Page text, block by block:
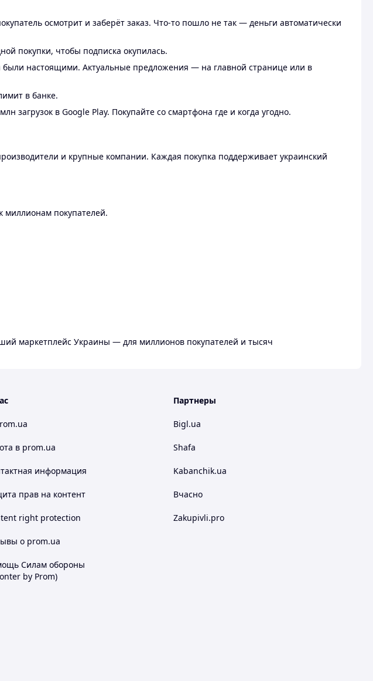
осмотрит и заберёт заказ. Что-то пошло не так — деньги автоматически
покупки, чтобы подписка окупилась.
были настоящими. Актуальные предложения — на главной странице или в
в банке.
загрузок в Google Play. Покупайте со смартфона где и когда угодно.
и крупные компании. Каждая покупка поддерживает украинский
миллионам покупателей.
маркетплейс Украины — для миллионов покупателей и тысяч
в prom.ua
информация
прав на контент
right protection
о prom.ua
Силам обороны
by Prom)
Партнеры
Bigl.ua
Shafa
Kabanchik.ua
Вчасно
Zakupivli.pro